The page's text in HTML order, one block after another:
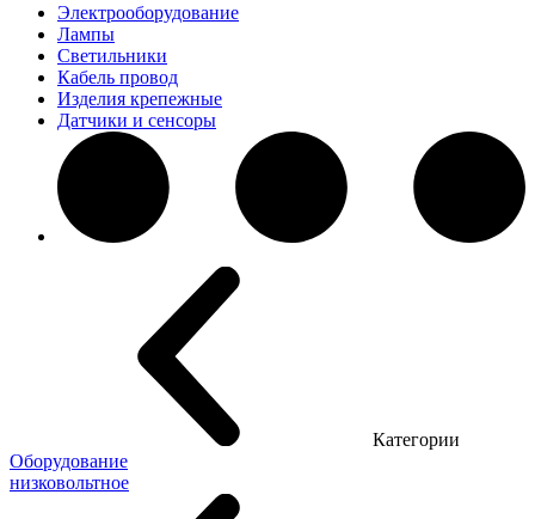
Электрооборудование
Лампы
Светильники
Кабель провод
Изделия крепежные
Датчики и сенсоры
Категории
Оборудование
низковольтное